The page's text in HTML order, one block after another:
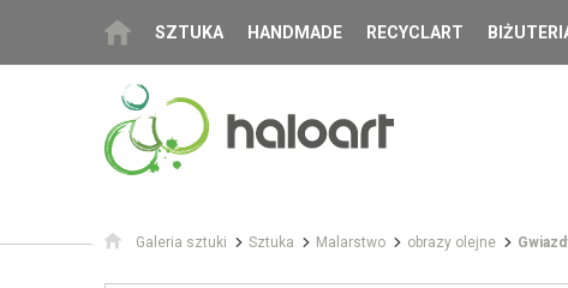
SZTUKA HANDMADE RECYCLART
Galeria sztuki Sztuka Malarstwo obrazy olejne